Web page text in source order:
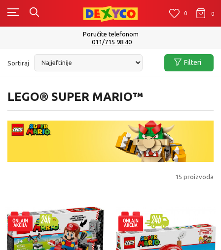
0 0 0
Isporuku možete očekivati u roku od 2 do 4 radna dana!
Pogledaj više
LEGO® SUPER MARIO™
Sortiraj Filteri
15 proizvoda